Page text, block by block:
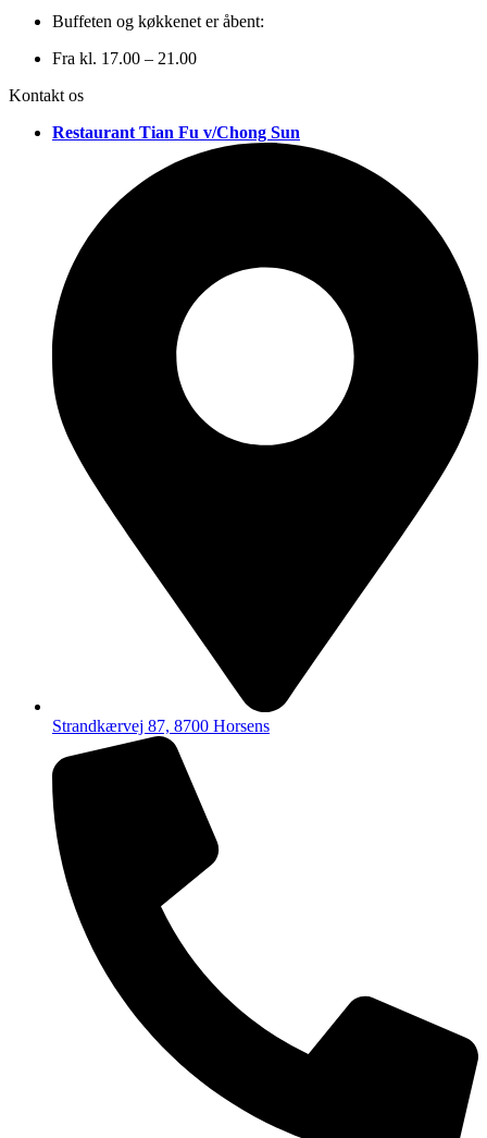
Buffeten og køkkenet er åbent:
Fra kl. 17.00 – 21.00
Kontakt os
Restaurant Tian Fu v/Chong Sun
Strandkærvej 87, 8700 Horsens